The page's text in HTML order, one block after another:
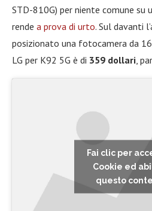
STD-810G) per niente comune su
rende a prova di urto. Sul davanti
posizionato una fotocamera da
LG per K92 5G è di 359 dollari,
Fai clic per
Cookie ed
questo